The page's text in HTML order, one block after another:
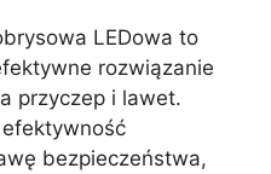
LEDowa to
rozwiązanie
przyczep i lawet.
efektywność
bezpieczeństwa,